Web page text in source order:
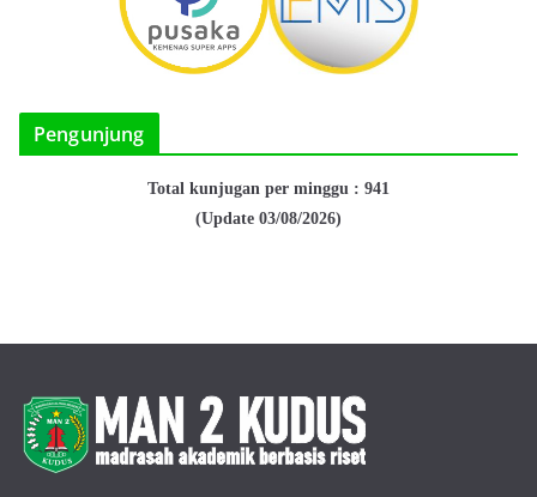
Pengunjung
Total kunjugan per minggu : 941
(Update 03/08/2026)